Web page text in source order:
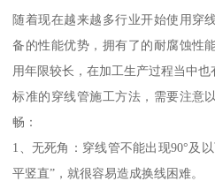
随着现在越来越多行业开始使用穿
备的性能优势，拥有了的耐腐蚀性
用年限较长，在加工生产过程当中也
标准的穿线管施工方法，需要注意
畅：
1、无死角：穿线管不能出现90°及
平竖直”，就很容易造成换线困难。